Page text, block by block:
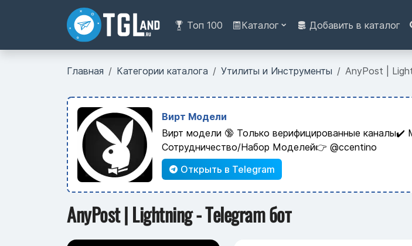
Топ 100 Каталог Добавить в каталог
Главная Категории каталога Утилиты и Инструменты AnyPost |
Вирт Модели
Вирт модели 🔞 Только верифицированные
Сотрудничество/Набор Моделей👉 @ccentino
Открыть в Telegram
AnyPost | Lightning - Telegram бот